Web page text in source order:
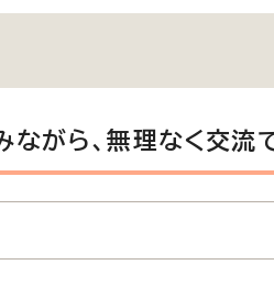
がら、無理なく交流